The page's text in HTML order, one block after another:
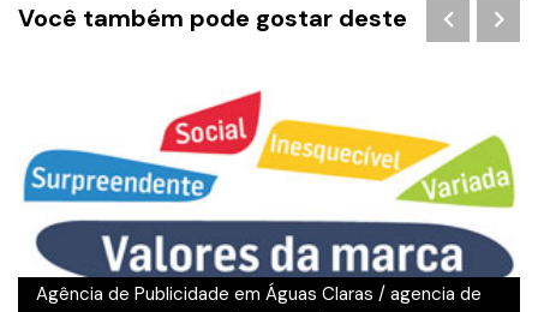
Você também pode gostar deste
Agência de Publicidade em Águas Claras / agencia de